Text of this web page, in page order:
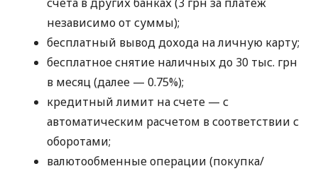
независимо от суммы);
бесплатный вывод дохода на личную карту;
бесплатное снятие наличных до 30 тыс. грн
в месяц (далее — 0.75%);
кредитный лимит на счете — с
автоматическим расчетом в соответствии с
оборотами;
валютообменные операции (покупка/